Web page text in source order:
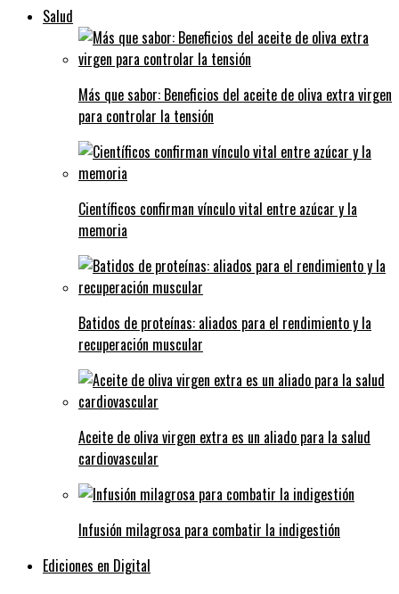
Salud
Más que sabor: Beneficios del aceite de oliva extra virgen
para controlar la tensión
Científicos confirman vínculo vital entre azúcar y la
memoria
Batidos de proteínas: aliados para el rendimiento y la
recuperación muscular
Aceite de oliva virgen extra es un aliado para la salud
cardiovascular
Infusión milagrosa para combatir la indigestión
Ediciones en Digital